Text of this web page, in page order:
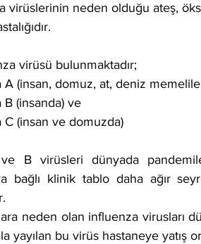
virüslerinin neden olduğu ateş,
virüsü bulunmaktadır;
A (insan, domuz, at, deniz
B (insanda) ve
C (insan ve domuzda)
B virüsleri dünyada
bağlı klinik tablo daha ağır
neden olan influenza virusları
yayılan bu virüs hastaneye yatış